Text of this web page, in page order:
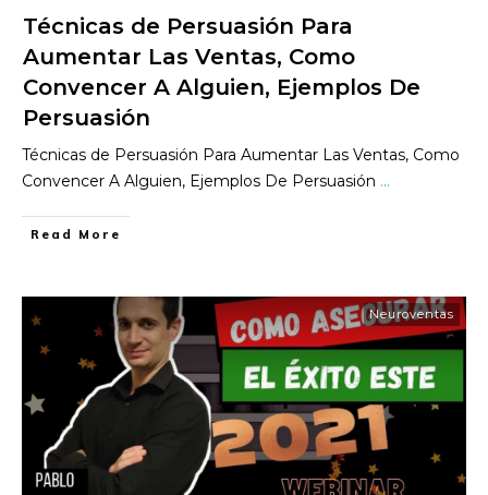
Técnicas de Persuasión Para
Aumentar Las Ventas, Como
Convencer A Alguien, Ejemplos De
Persuasión
Técnicas de Persuasión Para Aumentar Las Ventas, Como
Convencer A Alguien, Ejemplos De Persuasión ...
​Read More
Neuroventas